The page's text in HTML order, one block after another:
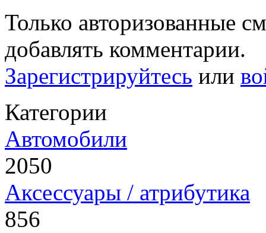
Только авторизованные
добавлять комментарии.
Зарегистрируйтесь или
Категории
Автомобили
2050
Аксессуары / атрибутика
856